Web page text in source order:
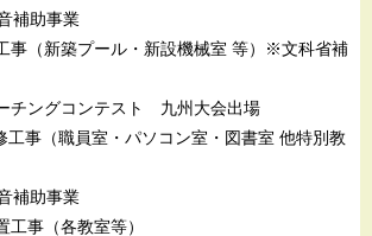
助事業
新築プール・新設機械室 等）※文科省補
ングコンテスト 九州大会出場
工事（職員室・パソコン室・図書室 他特別教
助事業
（各教室等）